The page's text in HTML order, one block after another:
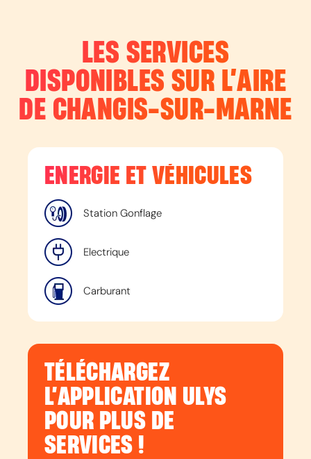
LES SERVICES
DISPONIBLES SUR L’AIRE
DE CHANGIS-SUR-MARNE
ENERGIE ET VÉHICULES
Station Gonflage
Electrique
Carburant
TÉLÉCHARGEZ
L’APPLICATION ULYS
POUR PLUS DE
SERVICES !